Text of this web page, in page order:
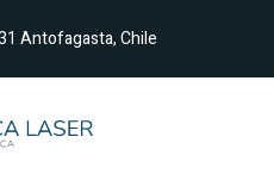
Antofagasta, Chile